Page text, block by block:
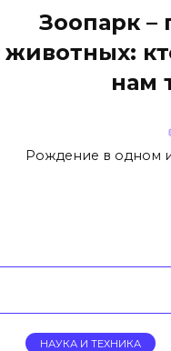
Зоопарк –
животных:
нам
Рождение в одном
НАУКА И ТЕХНИКА